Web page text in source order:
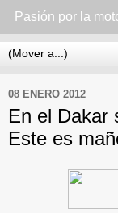
Pasión por la
08 ENERO 2012
En el Dakar
Este es